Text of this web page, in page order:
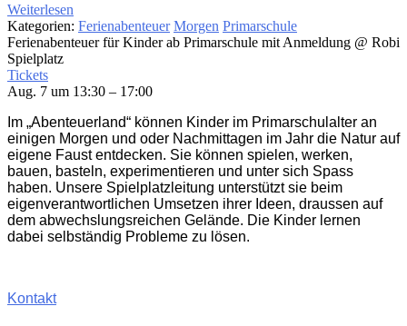
Weiterlesen
Kategorien: Ferienabenteuer Morgen Primarschule
Ferienabenteuer für Kinder ab Primarschule mit Anmeldung @ Robi
Spielplatz
Tickets
Aug. 7 um 13:30 – 17:00
Im „Abenteuerland“ können Kinder im Primarschulalter an
einigen Morgen und oder Nachmittagen im Jahr die Natur auf
eigene Faust entdecken. Sie können spielen, werken,
bauen, basteln, experimentieren und unter sich Spass
haben. Unsere Spielplatzleitung unterstützt sie beim
eigenverantwortlichen Umsetzen ihrer Ideen, draussen auf
dem abwechslungsreichen Gelände. Die Kinder lernen
dabei selbständig Probleme zu lösen.
Kontakt